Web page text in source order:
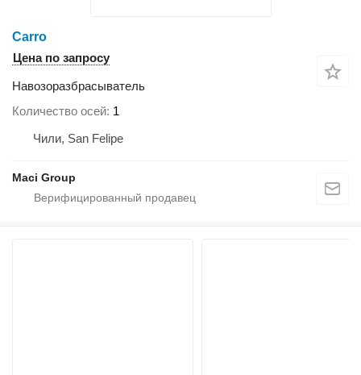
Carro
Цена по запросу
Навозоразбрасыватель
Количество осей 1
Чили, San Felipe
Maci Group